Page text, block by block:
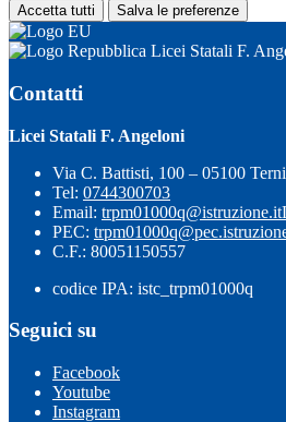
Accetta tutti Salva le preferenze
Licei Statali F.
Contatti
Licei Statali F. Angeloni
Via C. Battisti, 100 – 05100
Tel: 0744300703
Email: trpm01000q@istruzione.it
PEC:
C.F.: 80051150557
codice IPA: istc_trpm01000q
Seguici su
Facebook
Youtube
Instagram